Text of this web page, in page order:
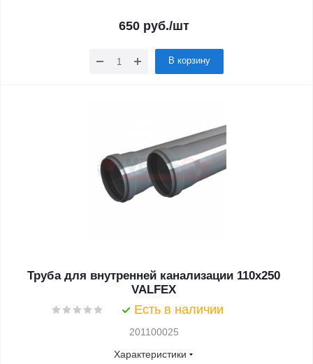
650 руб./шт
В корзину
Труба для внутренней канализации 110x250
VALFEX
Есть в наличии
201100025
Характеристики